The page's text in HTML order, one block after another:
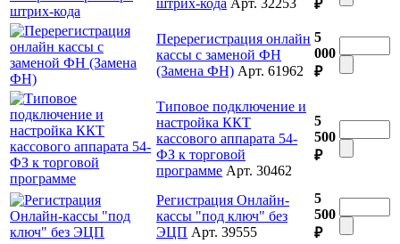
₽
Перерегистрация онлайн
кассы с заменой ФН
(Замена ФН) Арт. 61962
5
000
₽
Типовое подключение и
настройка ККТ
кассового аппарата 54-
ФЗ к торговой
программе Арт. 30462
5
500
₽
Регистрация Онлайн-
кассы "под ключ" без
ЭЦП Арт. 39555
5
500
₽